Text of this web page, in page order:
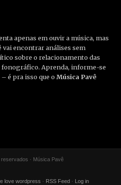
apenas em ouvir a música, mas
vai encontrar análises sem
sobre o relacionamento das
fonográfico. Aprenda, informe-se
é pra isso que oMúsica Pavê
· Música Pavê
love wordpress · RSS Feed · Log in